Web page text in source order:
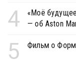
4
«Моё
— об Aston
5 Фильм о